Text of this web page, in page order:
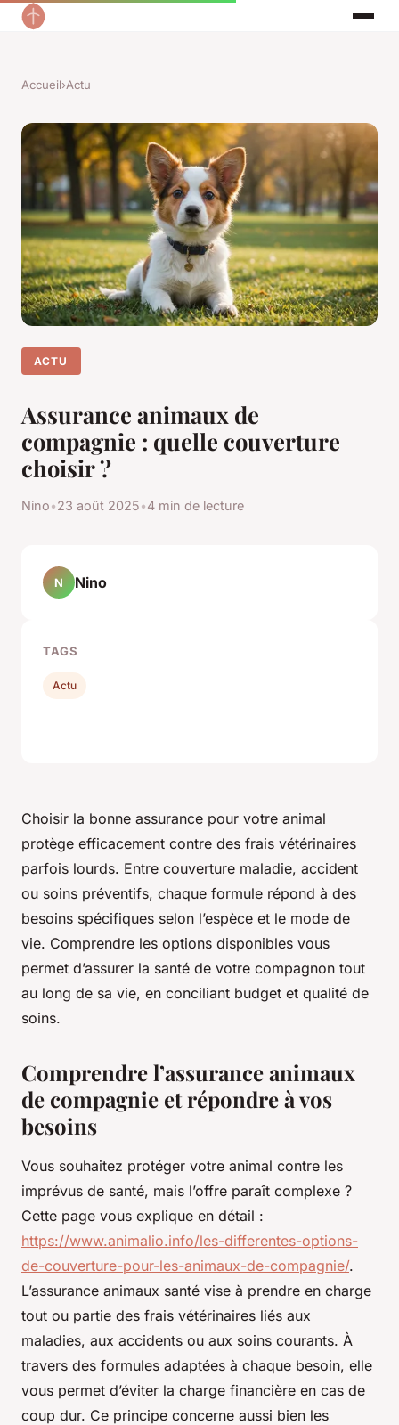
Accueil›Actu
ACTU
Assurance animaux de
compagnie : quelle couverture
choisir ?
Nino•23 août 2025•4 min de lecture
Choisir la bonne assurance pour votre animal
protège efficacement contre des frais vétérinaires
parfois lourds. Entre couverture maladie, accident
ou soins préventifs, chaque formule répond à des
besoins spécifiques selon l’espèce et le mode de
vie. Comprendre les options disponibles vous
permet d’assurer la santé de votre compagnon tout
au long de sa vie, en conciliant budget et qualité de
soins.
Comprendre l’assurance animaux
de compagnie et répondre à vos
besoins
Vous souhaitez protéger votre animal contre les
imprévus de santé, mais l’offre paraît complexe ?
Cette page vous explique en détail :
https://www.animalio.info/les-differentes-options-
de-couverture-pour-les-animaux-de-compagnie/.
L’assurance animaux santé vise à prendre en charge
tout ou partie des frais vétérinaires liés aux
maladies, aux accidents ou aux soins courants. À
travers des formules adaptées à chaque besoin, elle
vous permet d’éviter la charge financière en cas de
coup dur. Ce principe concerne aussi bien les
N Nino
TAGS
Actu